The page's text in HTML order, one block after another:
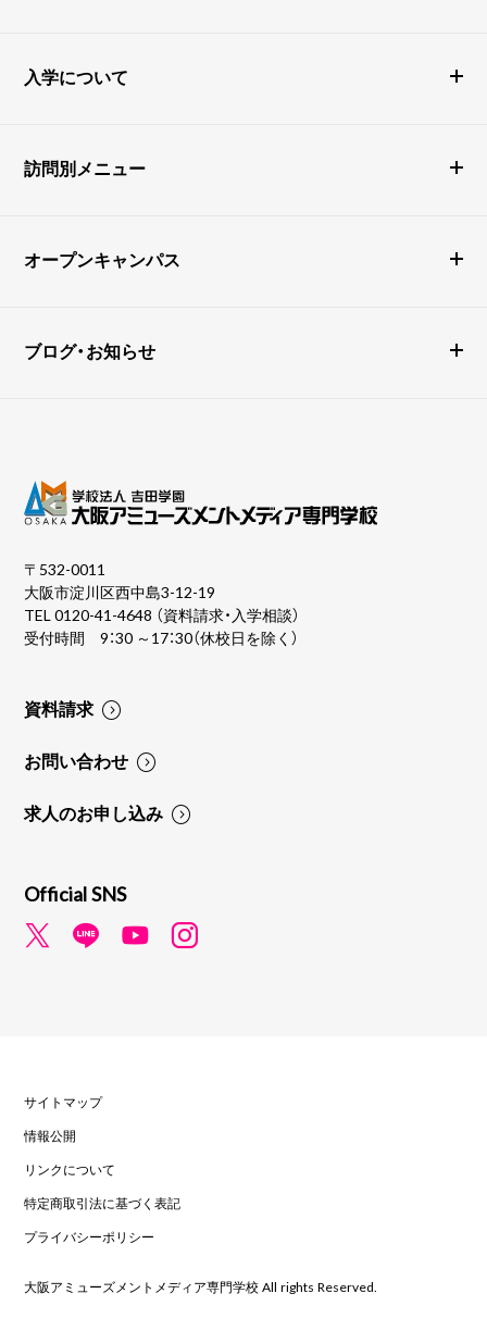
入学について
訪問別メニュー
オープンキャンパス
ブログ・お知らせ
〒532-0011
大阪市淀川区西中島3-12-19
TEL0120-41-4648 （資料請求・入学相談）
受付時間 9：30 ～17：30（休校日を除く）
資料請求
お問い合わせ
求人のお申し込み
Official SNS
サイトマップ
情報公開
リンクについて
特定商取引法に基づく表記
プライバシーポリシー
大阪アミューズメントメディア専門学校 All rights Reserved.